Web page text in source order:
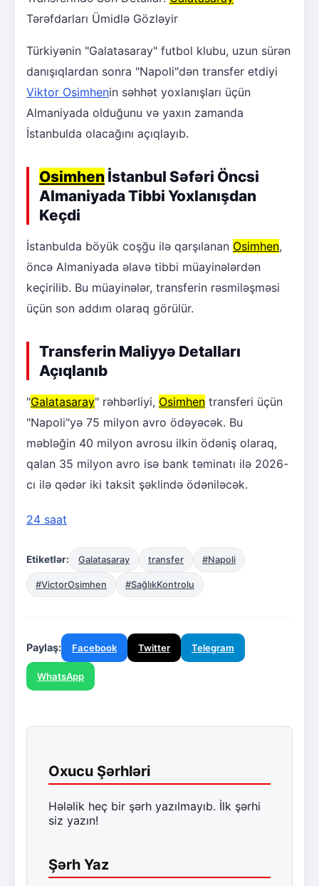
Tərəfdarları Ümidlə Gözləyir
Türkiyənin "Galatasaray" futbol klubu, uzun sürən
danışıqlardan sonra "Napoli"dən transfer etdiyi
Viktor Osimhenin səhhət yoxlanışları üçün
Almaniyada olduğunu və yaxın zamanda
İstanbulda olacağını açıqlayıb.
Osimhen İstanbul Səfəri Öncsi
Almaniyada Tibbi Yoxlanışdan
Keçdi
İstanbulda böyük coşğu ilə qarşılanan Osimhen,
öncə Almaniyada əlavə tibbi müayinələrdən
keçirilib. Bu müayinələr, transferin rəsmiləşməsi
üçün son addım olaraq görülür.
Transferin Maliyyə Detalları
Açıqlanıb
"Galatasaray" rəhbərliyi, Osimhen transferi üçün
"Napoli"yə 75 milyon avro ödəyəcək. Bu
məbləğin 40 milyon avrosu ilkin ödəniş olaraq,
qalan 35 milyon avro isə bank təminatı ilə 2026-
cı ilə qədər iki taksit şəklində ödəniləcək.
24 saat
Etiketlər: Galatasaray transfer #Napoli
#VictorOsimhen #SağlıkKontrolu
Paylaş: Facebook Twitter Telegram
WhatsApp
Oxucu Şərhləri
Hələlik heç bir şərh yazılmayıb. İlk şərhi
siz yazın!
Şərh Yaz